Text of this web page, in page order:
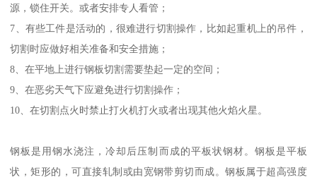
源，锁住开关。或者安排专人看管；
7、有些工件是活动的，很难进行切割操作，比如起重机上的吊件，
切割时应做好相关准备和安全措施；
8、在平地上进行钢板切割需要垫起一定的空间；
9、在恶劣天气下应避免进行切割操作；
10、在切割点火时禁止打火机打火或者出现其他火焰火星。
钢板是用钢水浇注，冷却后压制而成的平板状钢材。钢板是平板
状，矩形的，可直接轧制或由宽钢带剪切而成。钢板属于超高强度